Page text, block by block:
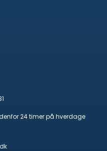
24 timer på hverdage